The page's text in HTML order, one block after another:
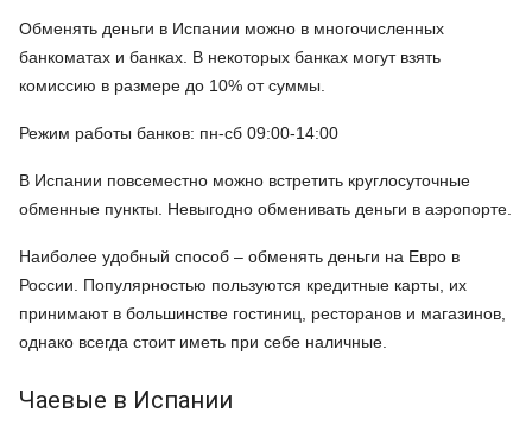
Обменять деньги в Испании можно в многочисленных
банкоматах и банках. В некоторых банках могут взять
комиссию в размере до 10% от суммы.
Режим работы банков: пн-сб 09:00-14:00
В Испании повсеместно можно встретить круглосуточные
обменные пункты. Невыгодно обменивать деньги в аэропорте.
Наиболее удобный способ – обменять деньги на Евро в
России. Популярностью пользуются кредитные карты, их
принимают в большинстве гостиниц, ресторанов и магазинов,
однако всегда стоит иметь при себе наличные.
Чаевые в Испании